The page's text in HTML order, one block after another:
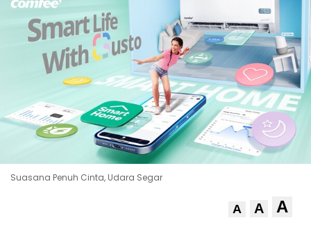
Suasana Penuh Cinta, Udara Segar
A A A